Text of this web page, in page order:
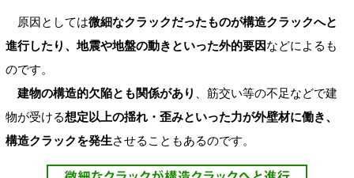
原因としては微細なクラックだったものが構造クラックへと
進行したり、地震や地盤の動きといった外的要因などによるも
のです。
建物の構造的欠陥とも関係があり
、筋交い等の不足などで建
物が受ける想定以上の揺れ・歪みといった力が外壁材に働き、
構造クラックを発生させることもあるのです。